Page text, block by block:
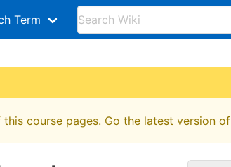
Term
this course pages. Go the latest version of